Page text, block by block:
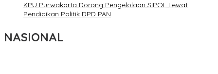
KPU Purwakarta Dorong Pengelolaan SIPOL Lewat
Pendidikan Politik DPD PAN
NASIONAL